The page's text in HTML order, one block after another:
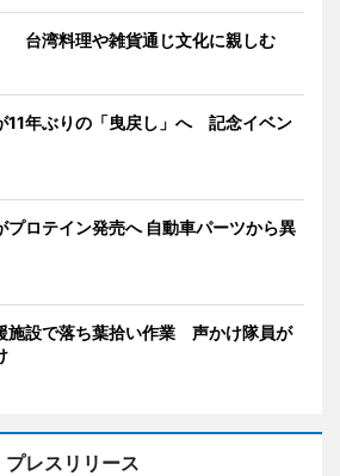
台湾料理や雑貨通じ文化に親しむ
11年ぶりの「曳戻し」へ 記念イベン
プロテイン発売へ 自動車パーツから異
施設で落ち葉拾い作業 声かけ隊員が
プレスリリース